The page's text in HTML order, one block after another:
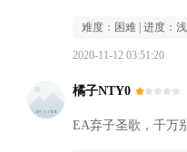
难度： 困难 | 进度：
2020-11-12 03:51:20
橘子NTY0
EA弃子圣歌，千万